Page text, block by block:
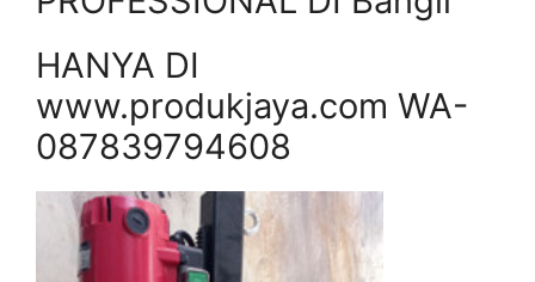
HANYA DI
www.produkjaya.com WA-
087839794608